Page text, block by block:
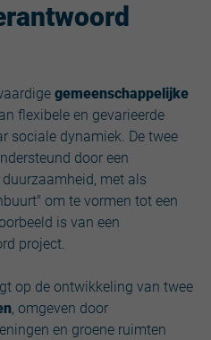
gemeenschappelijke
flexibele en gevarieerde
sociale dynamiek. De twee
door een
met als
om te vormen tot een
is van een
project.
op de ontwikkeling van twee
, omgeven door
en groene ruimten